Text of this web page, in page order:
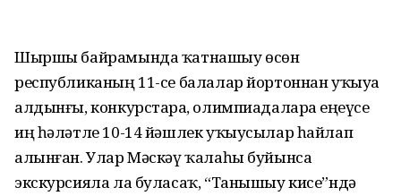
Шыршы байрамында ҡатнашыу өсөн
республиканың 11-се балалар йортоннан уҡыуҙа
алдынғы, конкурстарҙа, олимпиадаларҙа еңеүсе
иң һәләтле 10-14 йәшлек уҡыусылар һайлап
алынған. Улар Мәскәү ҡалаһы буйынса
экскурсияла ла буласаҡ, “Танышыу кисе”ндә